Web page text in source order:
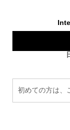
初めての方は、